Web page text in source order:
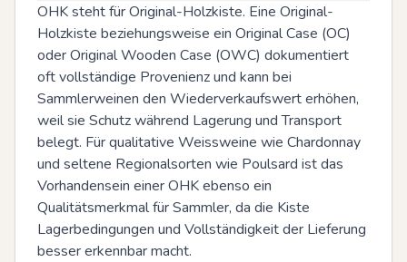
OHK steht für Original-Holzkiste. Eine Original-
Holzkiste beziehungsweise ein Original Case (OC)
oder Original Wooden Case (OWC) dokumentiert
oft vollständige Provenienz und kann bei
Sammlerweinen den Wiederverkaufswert erhöhen,
weil sie Schutz während Lagerung und Transport
belegt. Für qualitative Weissweine wie Chardonnay
und seltene Regionalsorten wie Poulsard ist das
Vorhandensein einer OHK ebenso ein
Qualitätsmerkmal für Sammler, da die Kiste
Lagerbedingungen und Vollständigkeit der Lieferung
besser erkennbar macht.